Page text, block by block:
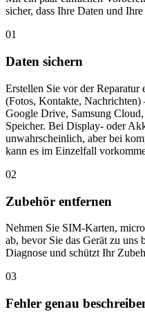
sicher, dass Ihre Daten und
01
Daten sichern
Erstellen Sie vor der
(Fotos, Kontakte,
Google Drive, Samsung
Speicher. Bei Display- oder
unwahrscheinlich, aber bei
kann es im Einzelfall
02
Zubehör entfernen
Nehmen Sie SIM-Karten,
ab, bevor Sie das Gerät zu uns
Diagnose und schützt Ihr
03
Fehler genau